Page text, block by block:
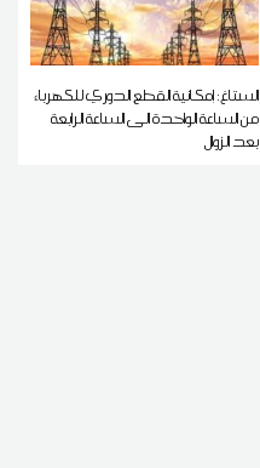
الستاغ: إمكانية القطع الدوري للكهرباء
من الساعة الواحدة الى الساعة الرابعة
بعد الزوال